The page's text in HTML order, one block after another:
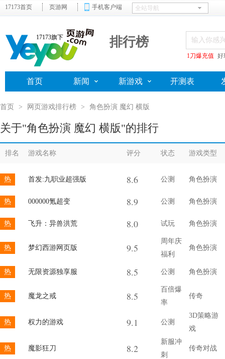
17173首页 页游网 手机客户端
17173旗下 排行榜
1刀爆充值 好
首页 新闻 新游戏 开测表
首页 > 网页游戏排行榜 > 角色扮演 魔幻 横版
关于"角色扮演 魔幻 横版"的排行
排名 游戏名称 评分 状态 游戏类型
热 首发:九职业超强版 8.6 公测 角色扮演
热 000000氪超变 8.9 公测 角色扮演
热 飞升：异兽洪荒 8.0 试玩 角色扮演
热 梦幻西游网页版 9.5
周年庆
福利
角色扮演
热 无限资源独享服 8.5 公测 角色扮演
热 魔龙之戒 8.5
百倍爆
率
传奇
热 权力的游戏 9.1 公测
3D策略游
戏
热 魔影狂刀 8.2
新服冲
刺
传奇对战